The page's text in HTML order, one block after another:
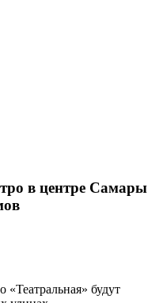
в центре Самары
«Театральная» будут